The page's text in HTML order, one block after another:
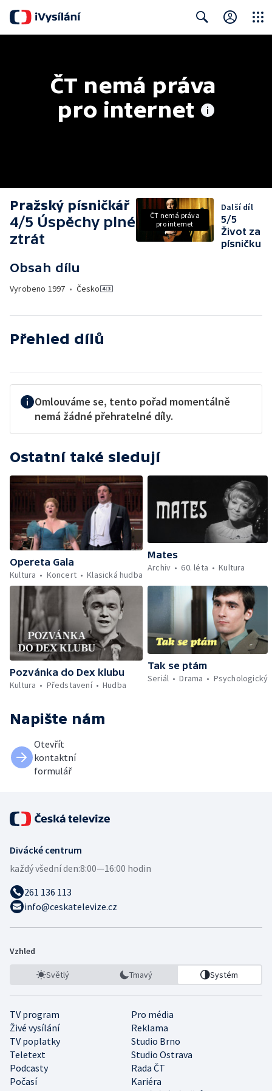
ČT nemá práva
pro internet
Pražský písničkář
4/5 Úspěchy plné
ztrát
Obsah dílu
Vyrobeno 1997 • Česko
ČT nemá práva
pro internet
Další díl
5/5
Život za
písničku
Přehled dílů
Omlouváme se, tento pořad momentálně
nemá žádné přehratelné díly.
Ostatní také sledují
Opereta Gala
Kultura
Koncert Klasická hudba
Mates
Archiv
60. léta Kultura
Pozvánka do Dex klubu
Kultura
Představení Hudba
Tak se ptám
Seriál
Drama Psychologický
Napište nám
Otevřít
kontaktní
formulář
Divácké centrum
každý všední den:8:00—16:00 hodin
261 136 113
info@ceskatelevize.cz
Vzhled
Světlý Tmavý Systém
TV program
Pro média
Živé vysílání
Reklama
TV poplatky
Studio Brno
Teletext
Studio Ostrava
Podcasty
Rada ČT
Počasí
Kariéra